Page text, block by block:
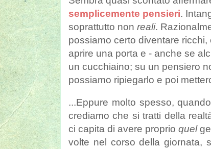
semplicemente pensieri.
soprattutto non reali.
possiamo certo diventare
aprire una porta e - anche se
un cucchiaino; su un pensiero
possiamo ripiegarlo e poi
...Eppure molto spesso,
crediamo che si tratti della
ci capita di avere proprio quel
volte nel corso della giornata,